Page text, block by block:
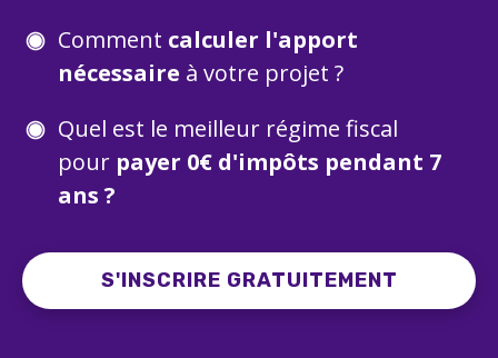
Comment calculer l'apport
nécessaire à votre projet ?
Quel est le meilleur régime fiscal
pour payer 0€ d'impôts pendant 7
ans ?
S'INSCRIRE GRATUITEMENT